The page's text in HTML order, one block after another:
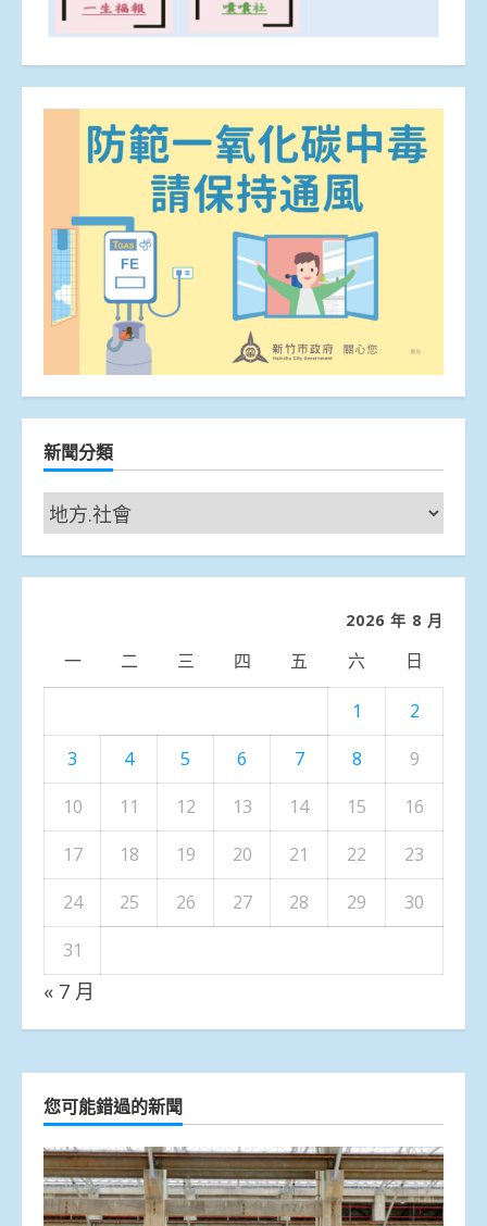
新聞分類
新
聞
分
2026 年 8 月
一 二 三 四 五 六 日
1
2
3
4 5 6 7 8
9
10
11 12 13 14 15
16
17
18 19 20 21 22
23
24
25 26 27 28 29
30
31
« 7 月
您可能錯過的新聞